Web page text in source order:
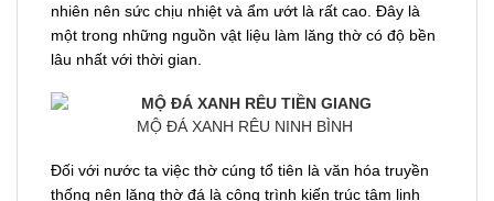
nhiên nên sức chịu nhiệt và ẩm ướt là rất cao. Đây là
một trong những nguồn vật liệu làm lăng thờ có độ bền
lâu nhất với thời gian.
MỘ ĐÁ XANH RÊU NINH BÌNH
Đối với nước ta việc thờ cúng tổ tiên là văn hóa truyền
thống nên lăng thờ đá là công trình kiến trúc tâm linh